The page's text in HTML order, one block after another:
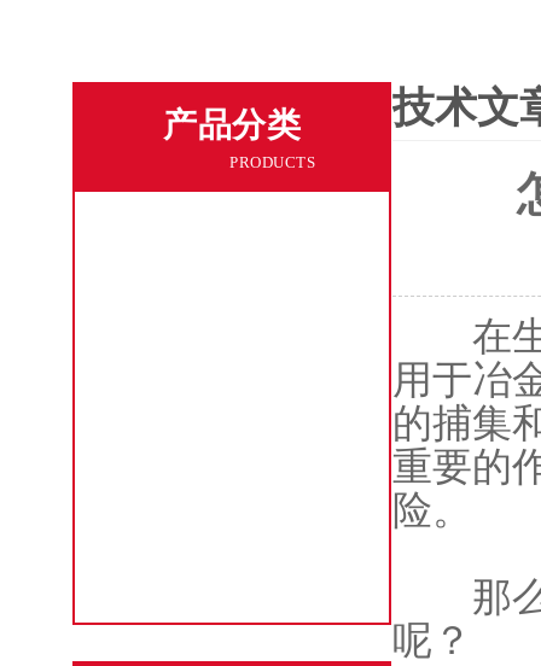
产品分类
PRODUCTS
技术文
在生
用于冶
的捕集
重要的
险。
那么
呢？